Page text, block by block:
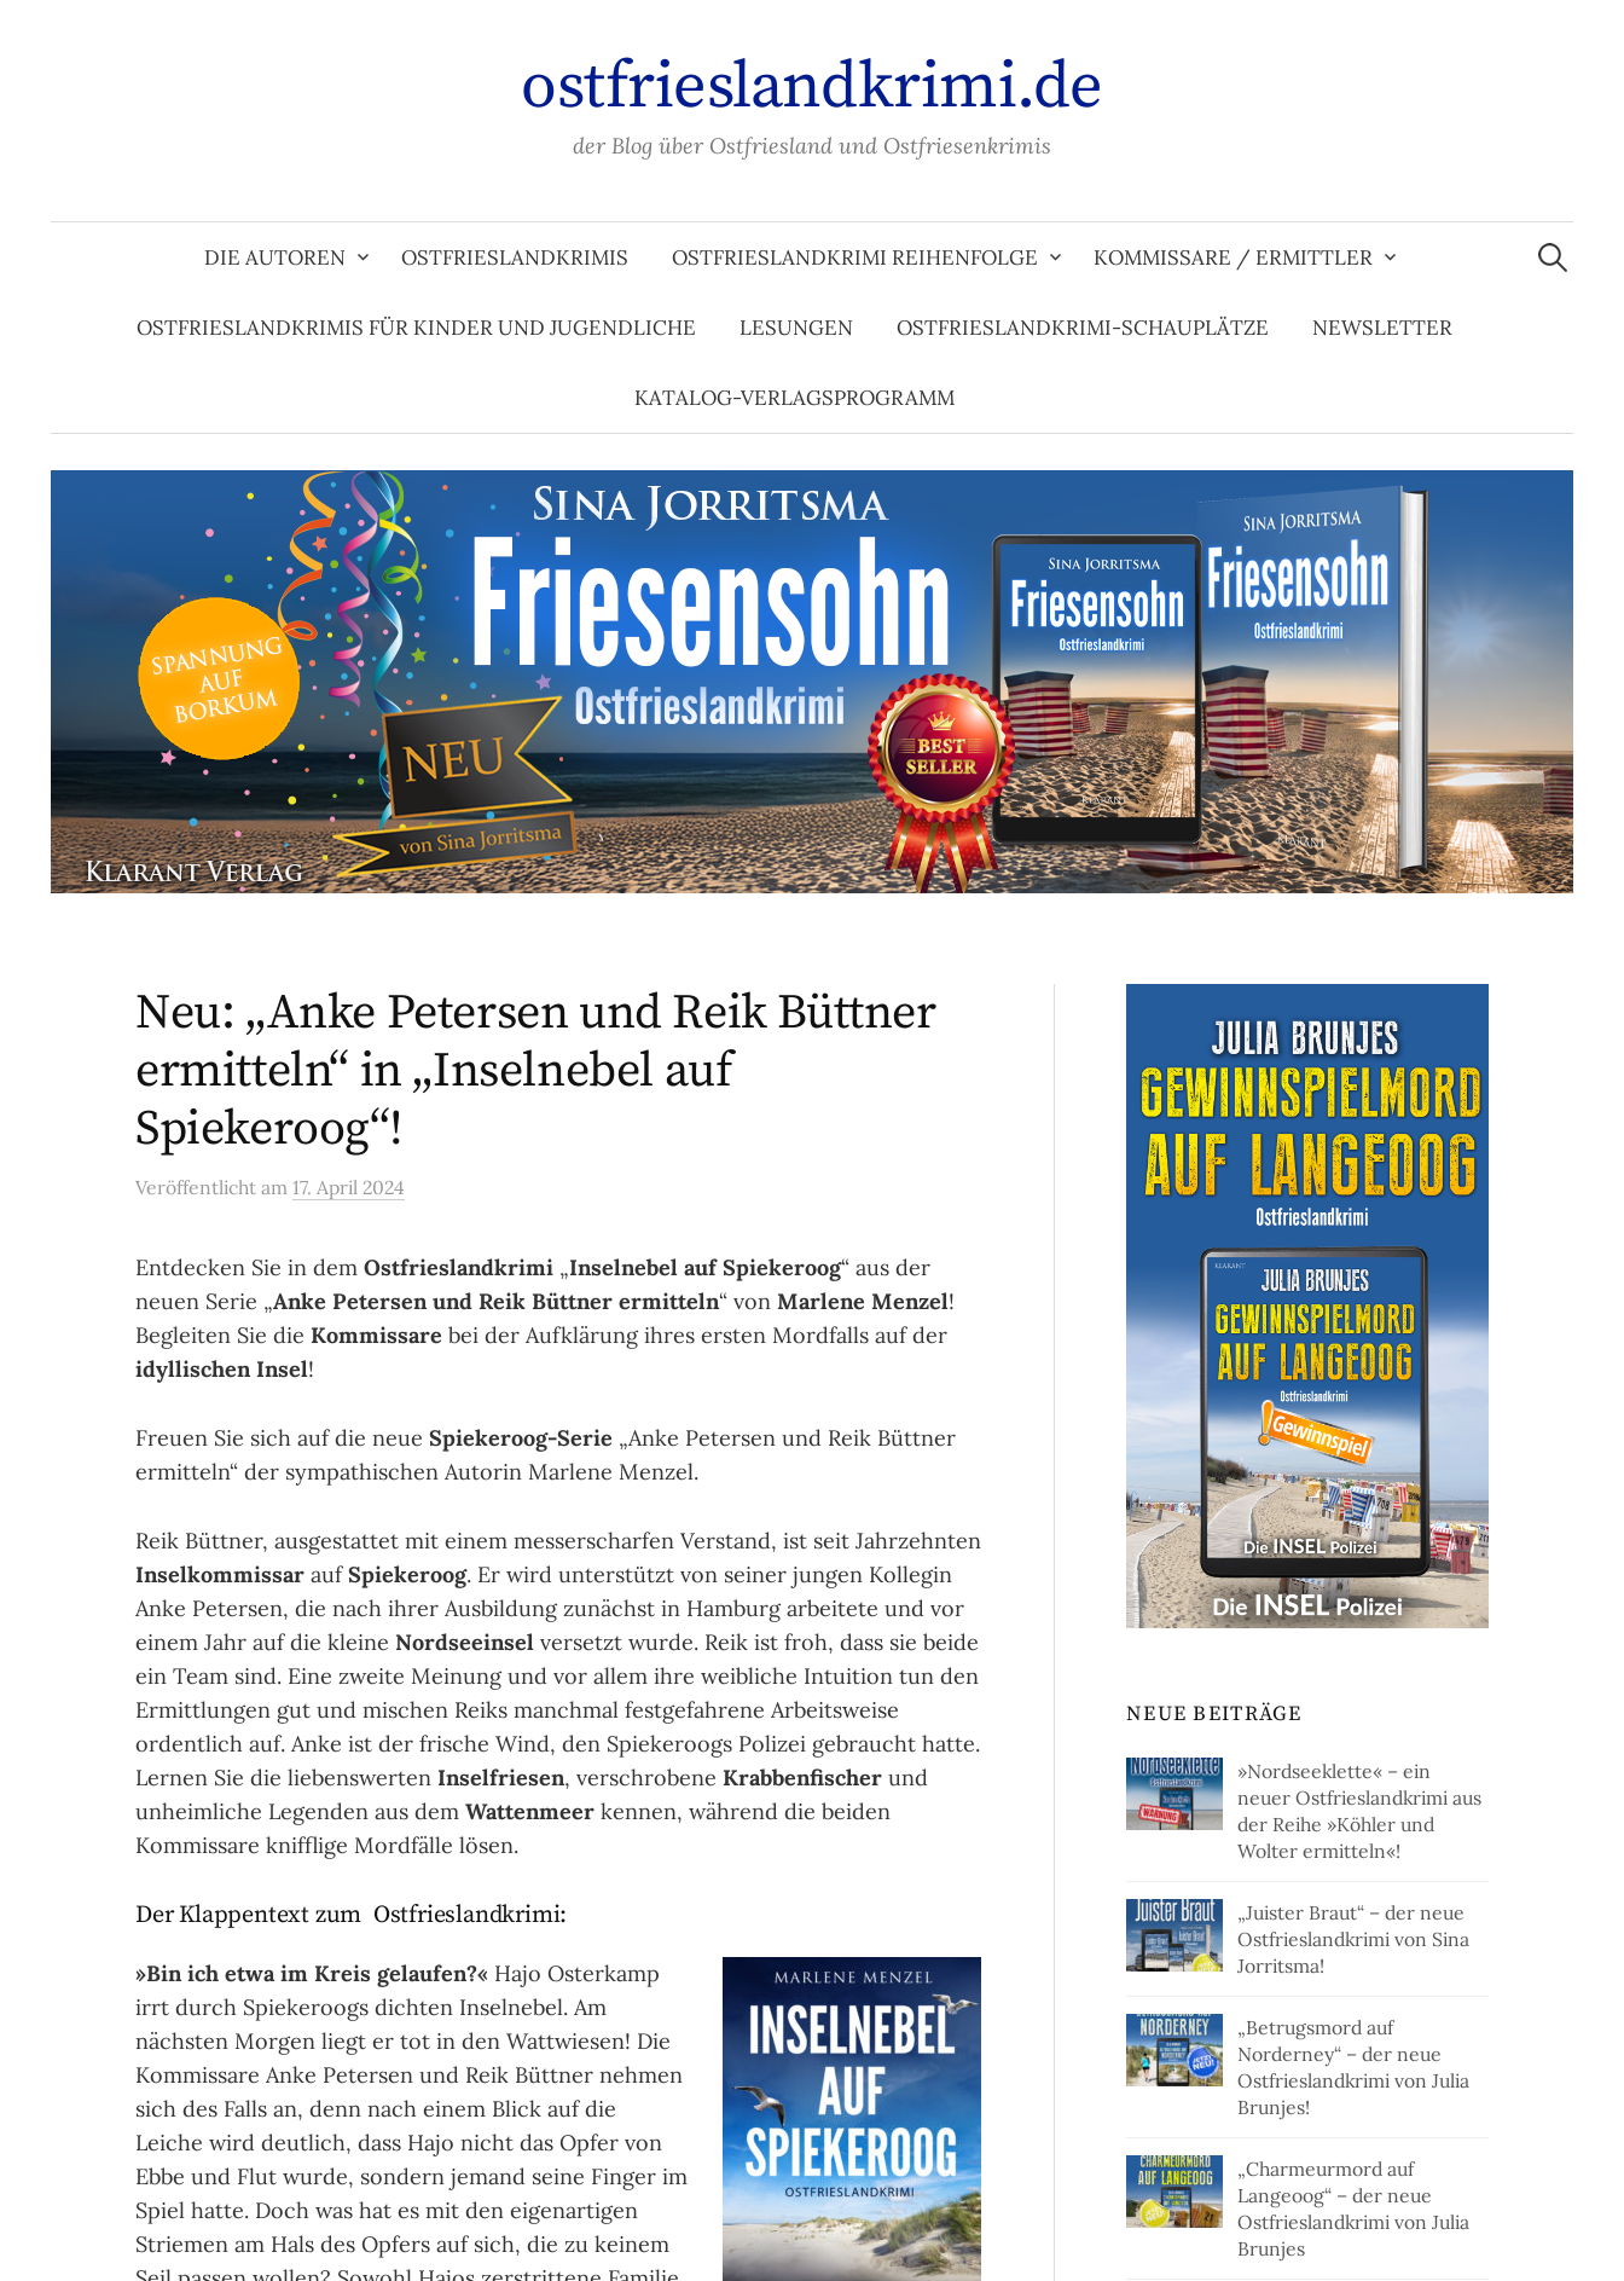
ostfrieslandkrimi.de
der Blog über Ostfriesland und Ostfriesenkrimis
DIE AUTOREN OSTFRIESLANDKRIMIS OSTFRIESLANDKRIMI REIHENFOLGE KOMMISSARE / ERMITTLER
OSTFRIESLANDKRIMIS FÜR KINDER UND JUGENDLICHE LESUNGEN OSTFRIESLANDKRIMI-SCHAUPLÄTZE NEWSLETTER
KATALOG-VERLAGSPROGRAMM
Suchen
nach:
Neu: „Anke Petersen und Reik Büttner
ermitteln“ in „Inselnebel auf
Spiekeroog“!
Veröffentlicht am 17. April 2024
Entdecken Sie in dem Ostfrieslandkrimi „Inselnebel auf Spiekeroog“ aus der
neuen Serie „Anke Petersen und Reik Büttner ermitteln“ von Marlene Menzel!
Begleiten Sie die Kommissare bei der Aufklärung ihres ersten Mordfalls auf der
idyllischen Insel!
Freuen Sie sich auf die neue Spiekeroog-Serie „Anke Petersen und Reik Büttner
ermitteln“ der sympathischen Autorin Marlene Menzel.
Reik Büttner, ausgestattet mit einem messerscharfen Verstand, ist seit Jahrzehnten
Inselkommissar aufSpiekeroog. Er wird unterstützt von seiner jungen Kollegin
Anke Petersen, die nach ihrer Ausbildung zunächst in Hamburg arbeitete und vor
einem Jahr auf die kleine Nordseeinsel versetzt wurde. Reik ist froh, dass sie beide
ein Team sind. Eine zweite Meinung und vor allem ihre weibliche Intuition tun den
Ermittlungen gut und mischen Reiks manchmal festgefahrene Arbeitsweise
ordentlich auf. Anke ist der frische Wind, den Spiekeroogs Polizei gebraucht hatte.
Lernen Sie die liebenswerten Inselfriesen, verschrobene Krabbenfischer und
unheimliche Legenden aus dem Wattenmeer kennen, während die beiden
Kommissare knifflige Mordfälle lösen.
Der Klappentext zum Ostfrieslandkrimi:
»Bin ich etwa im Kreis gelaufen?« Hajo Osterkamp
irrt durch Spiekeroogs dichten Inselnebel. Am
nächsten Morgen liegt er tot in den Wattwiesen! Die
Kommissare Anke Petersen und Reik Büttner nehmen
sich des Falls an, denn nach einem Blick auf die
Leiche wird deutlich, dass Hajo nicht das Opfer von
Ebbe und Flut wurde, sondern jemand seine Finger im
Spiel hatte. Doch was hat es mit den eigenartigen
Striemen am Hals des Opfers auf sich, die zu keinem
NEUE BEITRÄGE
»Nordseeklette« – ein
neuer Ostfrieslandkrimi aus
der Reihe »Köhler und
Wolter ermitteln«!
„Juister Braut“ – der neue
Ostfrieslandkrimi von Sina
Jorritsma!
„Betrugsmord auf
Norderney“ – der neue
Ostfrieslandkrimi von Julia
Brunjes!
„Charmeurmord auf
Langeoog“ – der neue
Ostfrieslandkrimi von Julia
Brunjes